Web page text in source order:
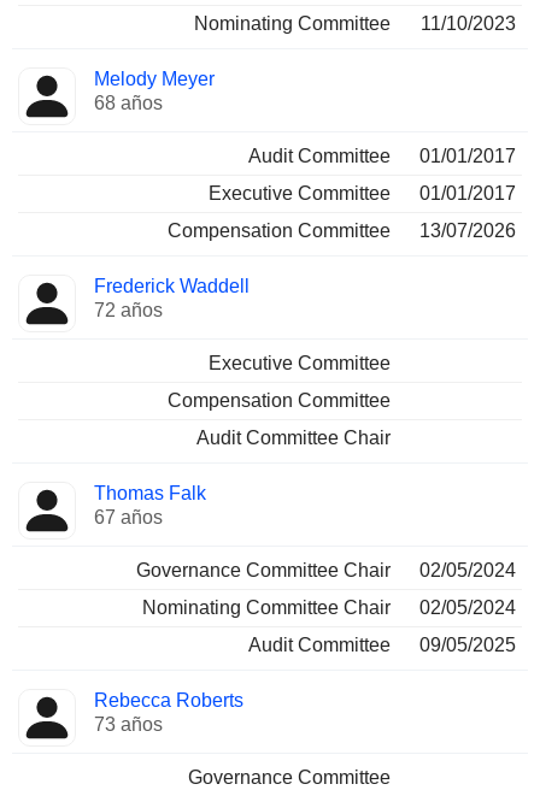
Nominating Committee
11/10/2023
Melody Meyer
68 años
Audit Committee
01/01/2017
Executive Committee
01/01/2017
Compensation Committee
13/07/2026
Frederick Waddell
72 años
Executive Committee
Compensation Committee
Audit Committee Chair
Thomas Falk
67 años
Governance Committee Chair
02/05/2024
Nominating Committee Chair
02/05/2024
Audit Committee
09/05/2025
Rebecca Roberts
73 años
Governance Committee